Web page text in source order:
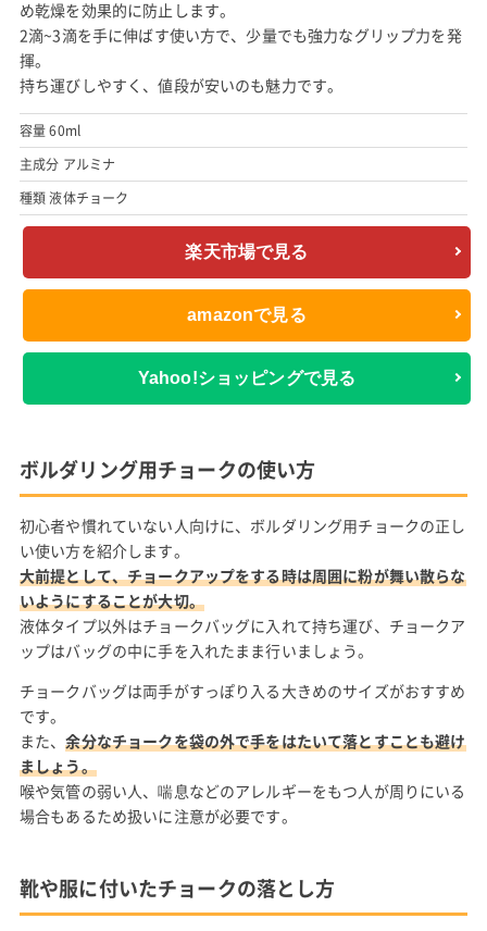
め乾燥を効果的に防止します。
2滴~3滴を手に伸ばす使い方で、少量でも強力なグリップ力を発
揮。
持ち運びしやすく、値段が安いのも魅力です。
容量 60ml
主成分 アルミナ
種類 液体チョーク
楽天市場で見る
amazonで見る
Yahoo!ショッピングで見る
ボルダリング用チョークの使い方
初心者や慣れていない人向けに、ボルダリング用チョークの正し
い使い方を紹介します。
大前提として、チョークアップをする時は周囲に粉が舞い散らな
いようにすることが大切。
液体タイプ以外はチョークバッグに入れて持ち運び、チョークア
ップはバッグの中に手を入れたまま行いましょう。
チョークバッグは両手がすっぽり入る大きめのサイズがおすすめ
です。
また、余分なチョークを袋の外で手をはたいて落とすことも避け
ましょう。
喉や気管の弱い人、喘息などのアレルギーをもつ人が周りにいる
場合もあるため扱いに注意が必要です。
靴や服に付いたチョークの落とし方